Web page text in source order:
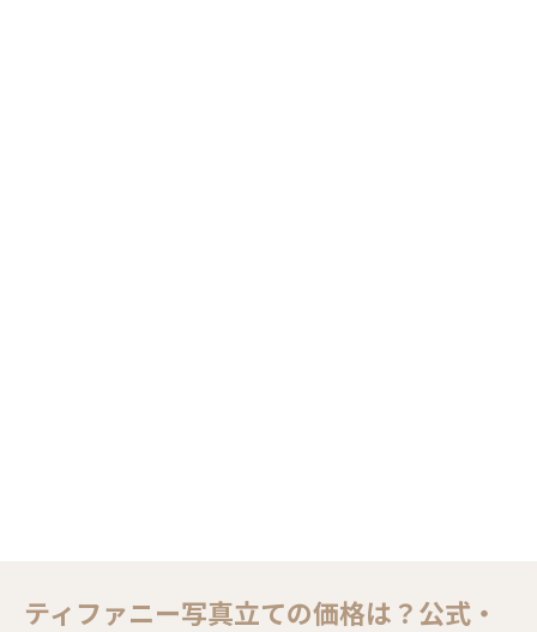
ティファニー写真立ての価格は？公式・